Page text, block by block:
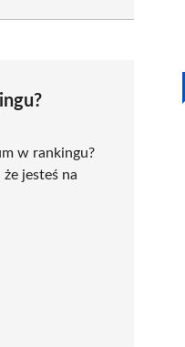
w rankingu?
jesteś na